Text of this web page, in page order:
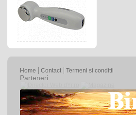
Home
Contact Termeni si conditii
Parteneri